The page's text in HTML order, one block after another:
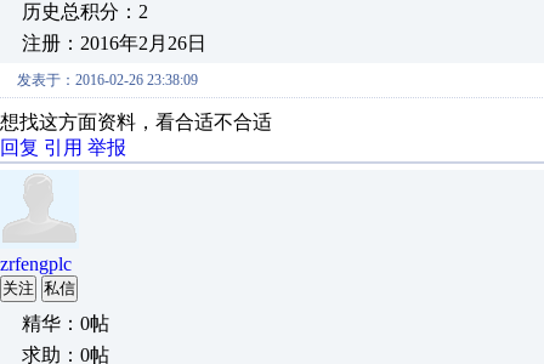
历史总积分：2
注册：2016年2月26日
发表于：2016-02-26 23:38:09
想找这方面资料，看合适不合适
回复 引用 举报
zrfengplc
关注 私信
精华：0帖
求助：0帖